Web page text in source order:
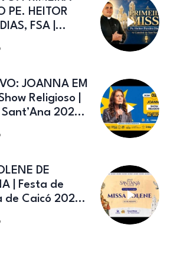
PE. HEITOR
FSA |
JOANNA EM
Religioso |
2026 |
DE
| Festa de
de Caicó 2026 |